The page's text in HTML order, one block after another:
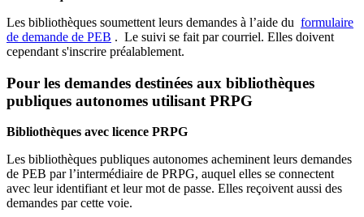
Les bibliothèques soumettent leurs demandes à l’aide du formulaire
de demande de PEB . Le suivi se fait par courriel. Elles doivent
cependant s'inscrire préalablement.
Pour les demandes destinées aux bibliothèques
publiques autonomes utilisant PRPG
Bibliothèques avec licence PRPG
Les bibliothèques publiques autonomes acheminent leurs demandes
de PEB par l’intermédiaire de PRPG, auquel elles se connectent
avec leur identifiant et leur mot de passe. Elles reçoivent aussi des
demandes par cette voie.